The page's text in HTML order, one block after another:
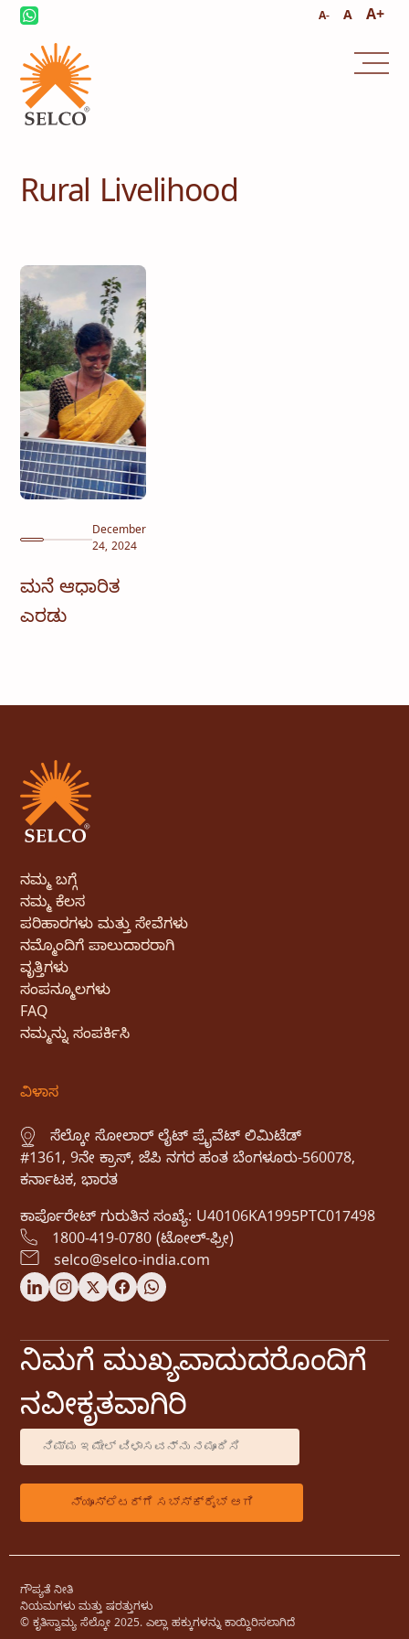
A- A A+
Rural Livelihood
December
24, 2024
ಮನೆ ಆಧಾರಿತ
ಎರಡು
ನಮ್ಮ ಬಗ್ಗೆ
ನಮ್ಮ ಕೆಲಸ
ಪರಿಹಾರಗಳು ಮತ್ತು ಸೇವೆಗಳು
ನಮ್ಮೊಂದಿಗೆ ಪಾಲುದಾರರಾಗಿ
ವೃತ್ತಿಗಳು
ಸಂಪನ್ಮೂಲಗಳು
FAQ
ನಮ್ಮನ್ನು ಸಂಪರ್ಕಿಸಿ
ವಿಳಾಸ
ಸೆಲ್ಕೋ ಸೋಲಾರ್ ಲೈಟ್ ಪ್ರೈವೆಟ್ ಲಿಮಿಟೆಡ್
#1361, 9ನೇ ಕ್ರಾಸ್, ಜೆಪಿ ನಗರ ಹಂತ ಬೆಂಗಳೂರು-560078,
ಕರ್ನಾಟಕ, ಭಾರತ
ಕಾರ್ಪೊರೇಟ್ ಗುರುತಿನ ಸಂಖ್ಯೆ: U40106KA1995PTC017498
1800-419-0780 (ಟೋಲ್-ಫ್ರೀ)
selco@selco-india.com
ನಿಮಗೆ ಮುಖ್ಯವಾದುದರೊಂದಿಗೆ
ನವೀಕೃತವಾಗಿರಿ
ಗೌಪ್ಯತೆ ನೀತಿ
ನಿಯಮಗಳು ಮತ್ತು ಷರತ್ತುಗಳು
© ಕೃತಿಸ್ವಾಮ್ಯ ಸೆಲ್ಕೋ 2025. ಎಲ್ಲಾ ಹಕ್ಕುಗಳನ್ನು ಕಾಯ್ದಿರಿಸಲಾಗಿದೆ